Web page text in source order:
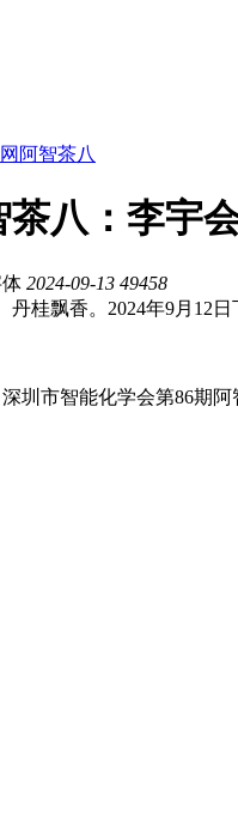
阿智茶八
茶八：李宇
2024-09-13 49458
丹桂飘香。2024年9月12
深圳市智能化学会第86期